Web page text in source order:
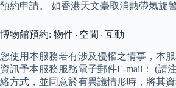
預約申請。 如香港天文臺取消熱帶氣旋
博物館預約: 物件 ‧ 空間 ‧ 互動
您使用本服務若有涉及侵權之情事，本
資訊予本服務服務電子郵件E-mail： (請
絡方式，並同意於有異議情形時，將其